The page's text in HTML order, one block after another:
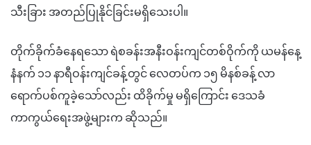
သီးခြား အတည်ပြုနိုင်ခြင်းမရှိသေးပါ။
တိုက်ခိုက်ခံနေရသော ရဲစခန်းအနီးဝန်းကျင်တစ်ဝိုက်ကို ယမန်နေ့
နံနက် ၁၁ နာရီဝန်းကျင်ခန့်တွင် လေတပ်က ၁၅ မိနစ်ခန့် လာ
ရောက်ပစ်ကူခဲ့သော်လည်း ထိခိုက်မှု မရှိကြောင်း ဒေသခံ
ကာကွယ်ရေးအဖွဲ့များက ဆိုသည်။